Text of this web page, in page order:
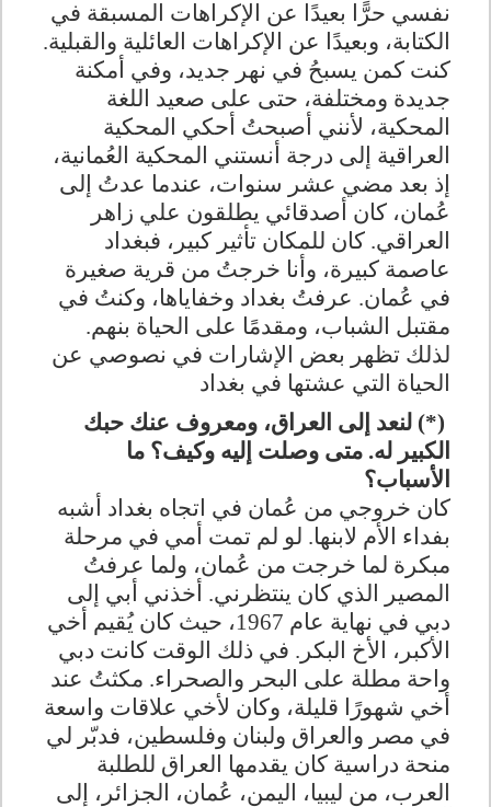
نفسي حرًّا بعيدًا عن الإكراهات المسبقة في
الكتابة، وبعيدًا عن الإكراهات العائلية والقبلية.
كنت كمن يسبحُ في نهر جديد، وفي أمكنة
جديدة ومختلفة، حتى على صعيد اللغة
المحكية، لأنني أصبحتُ أحكي المحكية
العراقية إلى درجة أنستني المحكية العُمانية،
إذ بعد مضي عشر سنوات، عندما عدتُ إلى
عُمان، كان أصدقائي يطلقون علي زاهر
العراقي. كان للمكان تأثير كبير، فبغداد
عاصمة كبيرة، وأنا خرجتُ من قرية صغيرة
في عُمان. عرفتُ بغداد وخفاياها، وكنتُ في
مقتبل الشباب، ومقدمًا على الحياة بنهم.
لذلك تظهر بعض الإشارات في نصوصي عن
الحياة التي عشتها في بغداد
(*) لنعد إلى العراق، ومعروف عنك حبك
الكبير له. متى وصلت إليه وكيف؟ ما
الأسباب؟
كان خروجي من عُمان في اتجاه بغداد أشبه
بفداء الأم لابنها. لو لم تمت أمي في مرحلة
مبكرة لما خرجت من عُمان، ولما عرفتُ
المصير الذي كان ينتظرني. أخذني أبي إلى
دبي في نهاية عام 1967، حيث كان يُقيم أخي
الأكبر، الأخ البكر. في ذلك الوقت كانت دبي
واحة مطلة على البحر والصحراء. مكثتُ عند
أخي شهورًا قليلة، وكان لأخي علاقات واسعة
في مصر والعراق ولبنان وفلسطين، فدبّر لي
منحة دراسية كان يقدمها العراق للطلبة
العرب، من ليبيا، اليمن، عُمان، الجزائر، إلى